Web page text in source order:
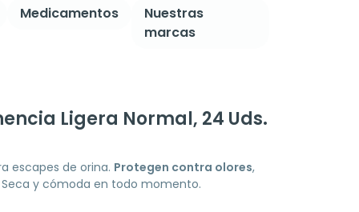
Medicamentos
Nuestras
marcas
Ligera Normal, 24 Uds.
escapes de orina. Protegen contra olores,
y cómoda en todo momento.